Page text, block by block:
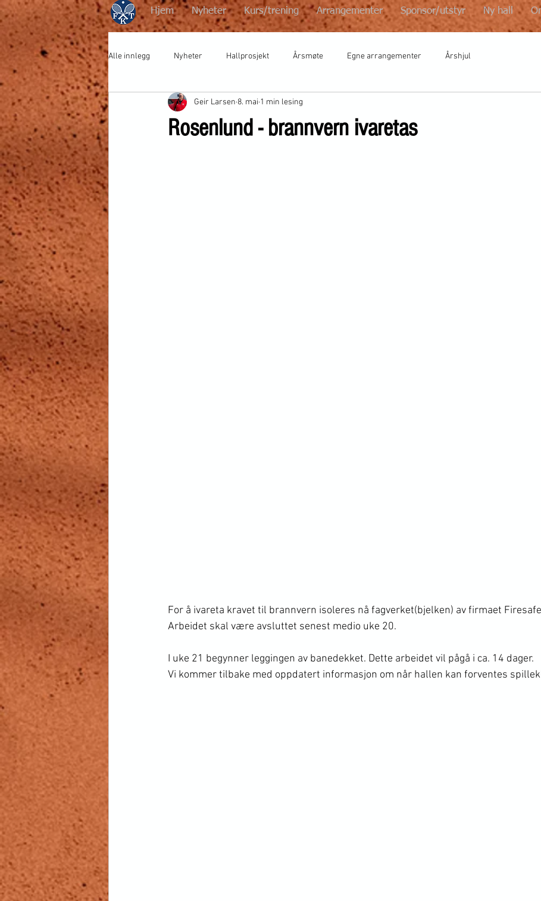
Hjem Nyheter Kurs/trening Arrangementer Sponsor/utstyr Ny hall
Alle innlegg Nyheter Hallprosjekt Årsmøte Egne arrangementer Årshjul
Rosenlund - brannvern ivaretas
Geir Larsen 8. mai 1 min lesing
For å ivareta kravet til brannvern isoleres nå fagverket(bjelken) av firmaet
Arbeidet skal være avsluttet senest medio uke 20.
I uke 21 begynner leggingen av banedekket. Dette arbeidet vil pågå i ca. 14 dager.
Vi kommer tilbake med oppdatert informasjon om når hallen kan forventes